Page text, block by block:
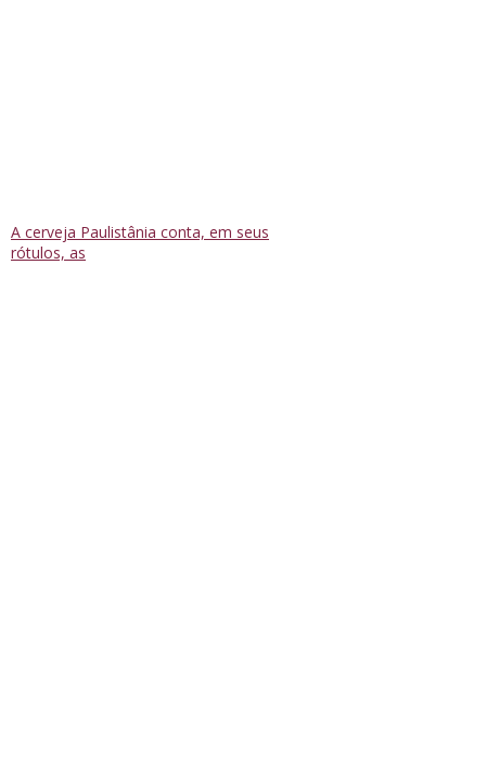
A cerveja Paulistânia conta, em seus
rótulos, as